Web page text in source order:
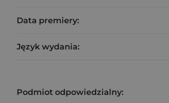
Data premiery:
Język wydania:
Podmiot odpowiedzialny: